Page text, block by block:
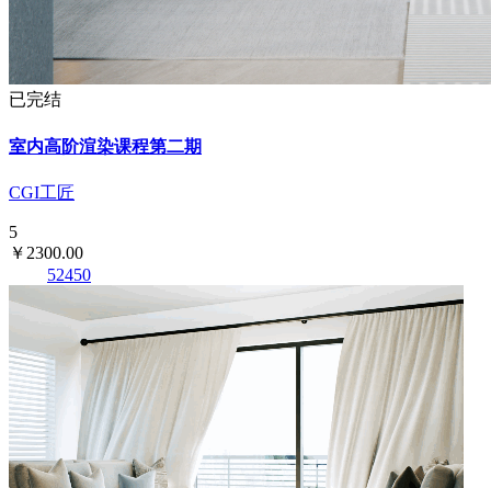
已完结
室内高阶渲染课程第二期
CGI工匠
5
￥2300.00
52450